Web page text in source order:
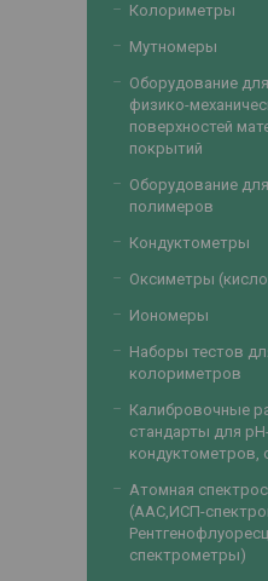
Колориметры
Мутномеры
Оборудование
физико-
поверхностей
покрытий
Оборудование
полимеров
Кондуктометры
Оксиметры
Иономеры
Наборы тестов
колориметров
Калибровочные
стандарты для
кондуктометров,
Атомная
(ААС,ИСП-
спектрометры)